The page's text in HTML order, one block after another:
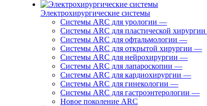
Электрохирургические системы
Системы ARC для урологии —
Системы ARC для пластической хирургии
Системы ARC для офтальмологии —
Системы ARC для открытой хирургии —
Системы ARC для нейрохирургии —
Системы ARC для лапароскопии —
Системы ARC для кардиохирургии —
Системы ARC для гинекологии —
Системы ARC для гастроэнтерологии —
Новое поколение ARC